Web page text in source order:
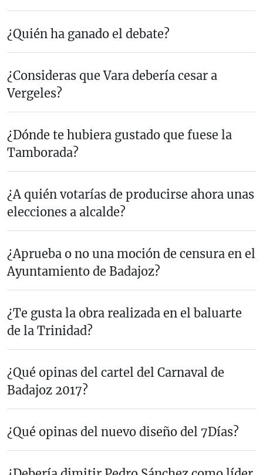
¿Quién ha ganado el debate?
¿Consideras que Vara debería cesar a
Vergeles?
¿Dónde te hubiera gustado que fuese la
Tamborada?
¿A quién votarías de producirse ahora unas
elecciones a alcalde?
¿Aprueba o no una moción de censura en el
Ayuntamiento de Badajoz?
¿Te gusta la obra realizada en el baluarte
de la Trinidad?
¿Qué opinas del cartel del Carnaval de
Badajoz 2017?
¿Qué opinas del nuevo diseño del 7Días?